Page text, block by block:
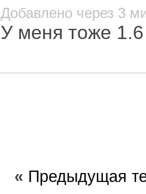
Добавлено через 3
У меня тоже
« Предыдущая